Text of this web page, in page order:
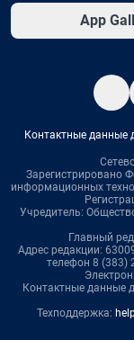
App
Контактные данные
Зарегистрировано
информационных
Учредитель:
Главный
Адрес редакции:
телефон 8 (383)
Контактные данные
Техподдержка: